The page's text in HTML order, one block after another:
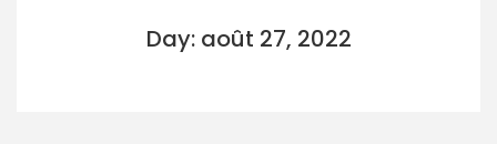
Day: août 27, 2022